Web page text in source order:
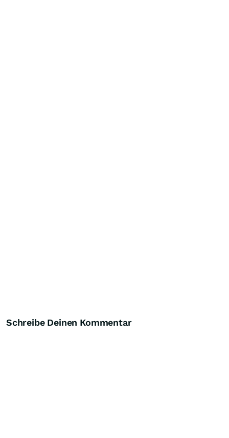
Schreibe Deinen Kommentar